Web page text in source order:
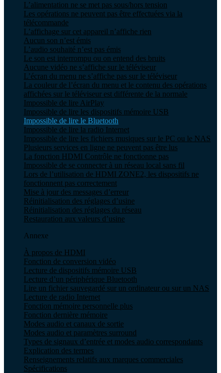
L’alimentation ne se met pas sous/hors tension
Les opérations ne peuvent pas être effectuées via la
télécommande
L’affichage sur cet appareil n’affiche rien
Aucun son n’est émis
L’audio souhaité n’est pas émis
Le son est interrompu ou on entend des bruits
Aucune vidéo ne s’affiche sur le téléviseur
L’écran du menu ne s’affiche pas sur le téléviseur
La couleur de l’écran du menu et le contenu des opérations
affichées sur le téléviseur est différente de la normale
Impossible de lire AirPlay
Impossible de lire les dispositifs mémoire USB
Impossible de lire le Bluetooth
Impossible de lire la radio Internet
Impossible de lire les fichiers musiques sur le PC ou le NAS
Plusieurs services en ligne ne peuvent pas être lus
La fonction HDMI Contrôle ne fonctionne pas
Impossible de se connecter à un réseau local sans fil
Lors de l’utilisation de HDMI ZONE2, les dispositifs ne
fonctionnent pas correctement
Mise à jour des messages d’erreur
Réinitialisation des réglages d’usine
Réinitialisation des réglages du réseau
Restauration aux valeurs d’usine
Annexe
À propos de HDMI
Fonction de conversion vidéo
Lecture de dispositifs mémoire USB
Lecture d’un périphérique Bluetooth
Lire un fichier sauvegardé sur un ordinateur ou sur un NAS
Lecture de radio Internet
Fonction mémoire personnelle plus
Fonction dernière mémoire
Modes audio et canaux de sortie
Modes audio et paramètres surround
Types de signaux d’entrée et modes audio correspondants
Explication des termes
Renseignements relatifs aux marques commerciales
Spécifications